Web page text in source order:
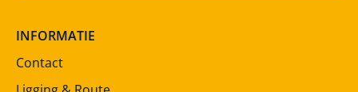
INFORMATIE
Contact